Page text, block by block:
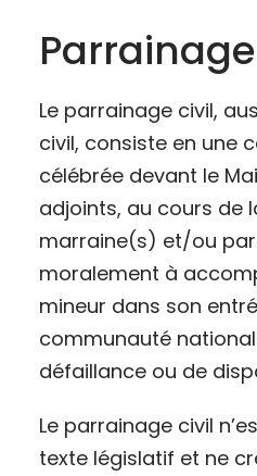
Le parrainage civil,
civil, consiste en une
célébrée devant le
adjoints, au cours de
marraine(s) et/ou
moralement à
mineur dans son
communauté
défaillance ou de
Le parrainage civil
texte législatif et ne